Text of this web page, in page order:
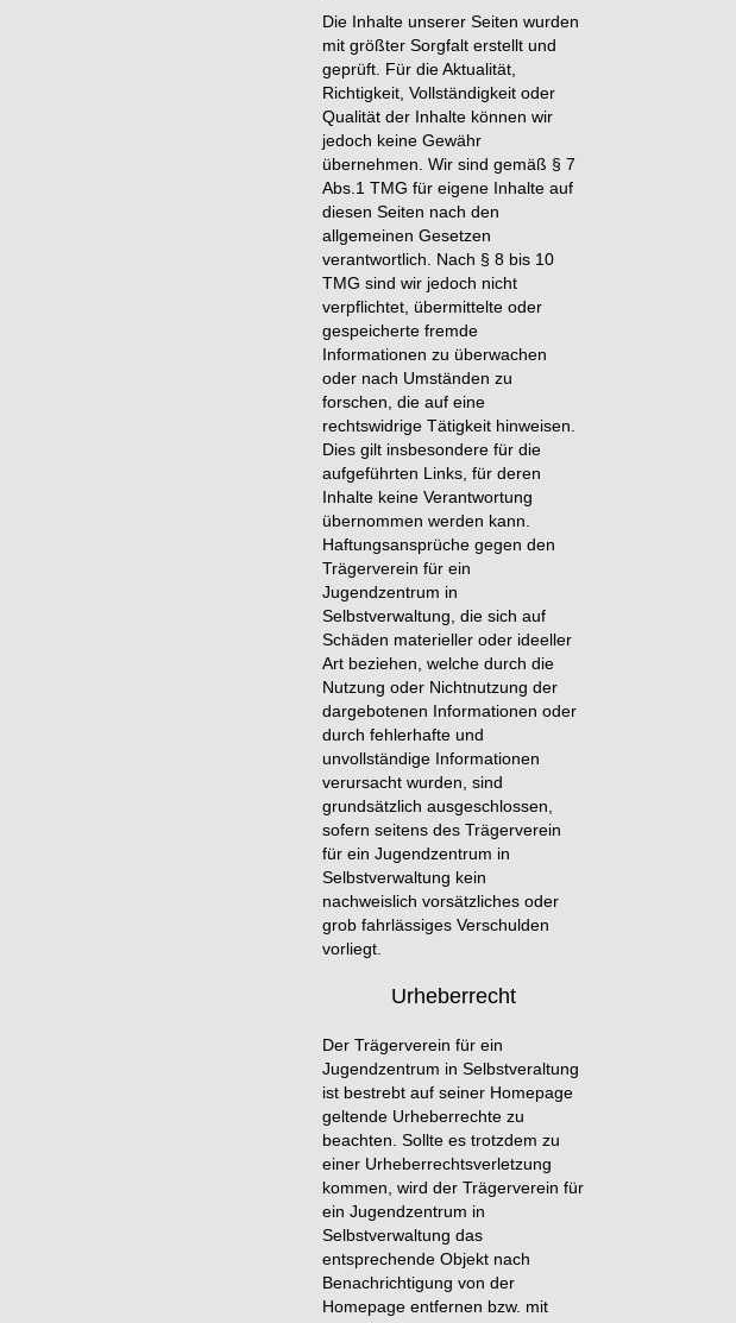
Die Inhalte unserer Seiten wurden
mit größter Sorgfalt erstellt und
geprüft. Für die Aktualität,
Richtigkeit, Vollständigkeit oder
Qualität der Inhalte können wir
jedoch keine Gewähr
übernehmen. Wir sind gemäß § 7
Abs.1 TMG für eigene Inhalte auf
diesen Seiten nach den
allgemeinen Gesetzen
verantwortlich. Nach § 8 bis 10
TMG sind wir jedoch nicht
verpflichtet, übermittelte oder
gespeicherte fremde
Informationen zu überwachen
oder nach Umständen zu
forschen, die auf eine
rechtswidrige Tätigkeit hinweisen.
Dies gilt insbesondere für die
aufgeführten Links, für deren
Inhalte keine Verantwortung
übernommen werden kann.
Haftungsansprüche gegen den
Trägerverein für ein
Jugendzentrum in
Selbstverwaltung, die sich auf
Schäden materieller oder ideeller
Art beziehen, welche durch die
Nutzung oder Nichtnutzung der
dargebotenen Informationen oder
durch fehlerhafte und
unvollständige Informationen
verursacht wurden, sind
grundsätzlich ausgeschlossen,
sofern seitens des Trägerverein
für ein Jugendzentrum in
Selbstverwaltung kein
nachweislich vorsätzliches oder
grob fahrlässiges Verschulden
vorliegt.
Urheberrecht
Der Trägerverein für ein
Jugendzentrum in Selbstveraltung
ist bestrebt auf seiner Homepage
geltende Urheberrechte zu
beachten. Sollte es trotzdem zu
einer Urheberrechtsverletzung
kommen, wird der Trägerverein für
ein Jugendzentrum in
Selbstverwaltung das
entsprechende Objekt nach
Benachrichtigung von der
Homepage entfernen bzw. mit